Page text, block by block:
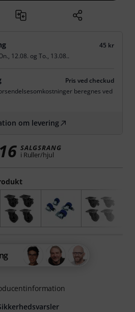
45 kr
12.08. og To., 13.08..
Pris ved checkud
beregnes ved
om levering
16 SALGSRANG
i Ruller/hjul